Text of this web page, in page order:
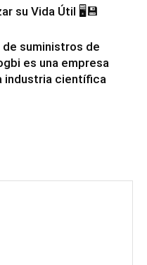
su Vida Útil 🖥️💾
suministros de
es una empresa
industria científica